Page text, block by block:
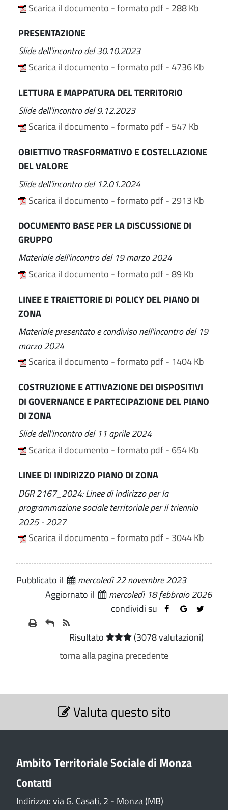
Scarica il documento - formato pdf - 288 Kb
PRESENTAZIONE
Slide dell'incontro del 30.10.2023
Scarica il documento - formato pdf - 4736 Kb
LETTURA E MAPPATURA DEL TERRITORIO
Slide dell'incontro del 9.12.2023
Scarica il documento - formato pdf - 547 Kb
OBIETTIVO TRASFORMATIVO E COSTELLAZIONE
DEL VALORE
Slide dell'incontro del 12.01.2024
Scarica il documento - formato pdf - 2913 Kb
DOCUMENTO BASE PER LA DISCUSSIONE DI
GRUPPO
Materiale dell'incontro del 19 marzo 2024
Scarica il documento - formato pdf - 89 Kb
LINEE E TRAIETTORIE DI POLICY DEL PIANO DI
ZONA
Materiale presentato e condiviso nell'incontro del 19
marzo 2024
Scarica il documento - formato pdf - 1404 Kb
COSTRUZIONE E ATTIVAZIONE DEI DISPOSITIVI
DI GOVERNANCE E PARTECIPAZIONE DEL PIANO
DI ZONA
Slide dell'incontro del 11 aprile 2024
Scarica il documento - formato pdf - 654 Kb
LINEE DI INDIRIZZO PIANO DI ZONA
DGR 2167_2024: Linee di indirizzo per la
programmazione sociale territoriale per il triennio
2025 - 2027
Scarica il documento - formato pdf - 3044 Kb
Pubblicato il
mercoledì 22 novembre 2023
Aggiornato il
mercoledì 18 febbraio 2026
condividi su
Risultato
(3078 valutazioni)
torna alla pagina precedente
S
Valuta questo sito
Ambito Territoriale Sociale di Monza
Contatti
Indirizzo: via G. Casati, 2 - Monza (MB)